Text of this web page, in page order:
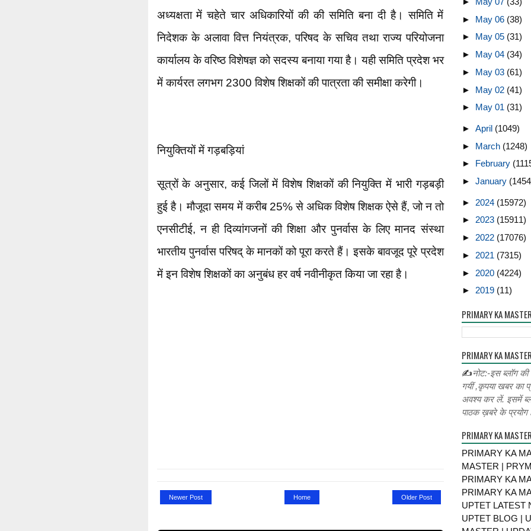
अध्यक्षता में चहेते चार अधिकारियों की की समिति बना दी है। समिति में
निदेशक के अलावा वित्त नियंत्रक, परिषद के सचिव तथा राज्य परियोजना
कार्यालय के वरिष्ठ विशेषज्ञ को सदस्य बनाया गया है। यही समिति प्रदेश भर
में कार्यरत लगभग 2300 विशेष शिक्षकों की पात्रता की समीक्षा करेगी।
नियुक्तियों में गड़बड़ियां
सूत्रों के अनुसार, कई जिलों में विशेष शिक्षकों की नियुक्ति में भारी गड़बड़ी
हुई है। मौजूदा समय में करीब 25% से अधिक विशेष शिक्षक ऐसे हैं, जो न तो
एनसीटीई, न ही दिव्यांगजनों की शिक्षा और पुनर्वास के लिए मानद संस्था
भारतीय पुनर्वास परिषद् के मानकों को पूरा करते हैं। इसके बावजूद पूरे प्रदेश
में इन विशेष शिक्षकों का अनुबंध हर वर्ष नवीनीकृत किया जा रहा है।
Newer Post Older Post
Home
► May 06 (38)
► May 05 (31)
► May 04 (34)
► May 03 (61)
► May 02 (41)
► May 01 (31)
► April (1049)
► March (1248)
► February
► January
► 2024 (15972)
► 2023 (15911)
► 2022 (17076)
► 2021 (7315)
► 2020 (4224)
► 2019 (11)
PRIMARY KA
PRIMARY KA
✍नोट:-इस ब्लॉग
गयीं ,कृपया खबर का
अवश्य कर लें. इसमें
पाठक ख़बरे के प्रयोग
PRIMARY KA
PRIMARY KA
MASTER |
PRIMARY KA
PRIMARY KA
UPTET LATEST
UPTET BLOG |